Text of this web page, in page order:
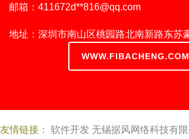
邮箱：411672d**816@qq.com
地址：深圳市南山区桃园路北南新路东苏
WWW.FIBACHENG.COM
友情链接： 软件开发 无锡据风网络科技有限